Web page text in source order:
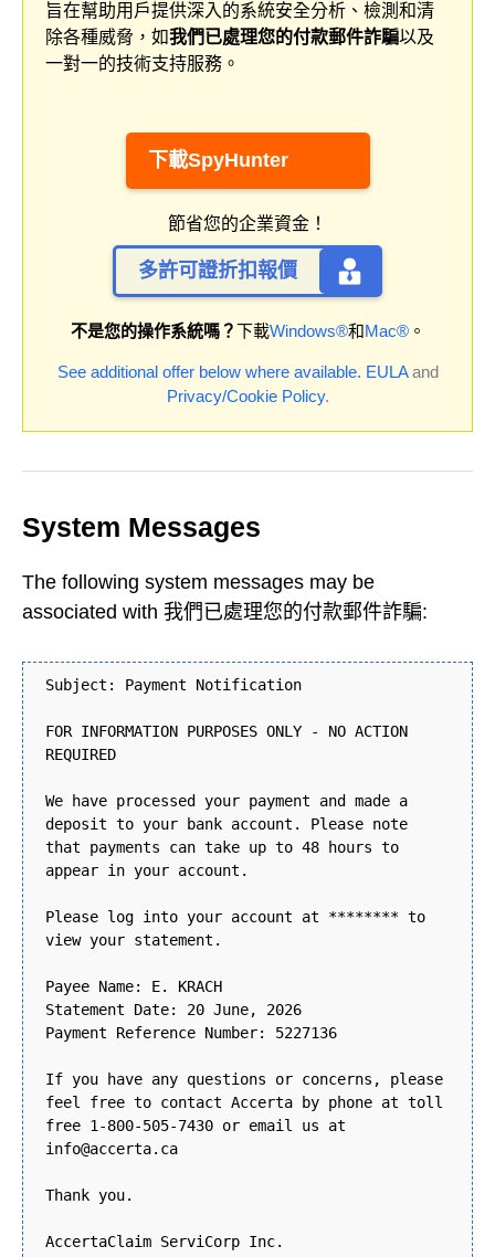
旨在幫助用戶提供深入的系統安全分析、檢測和清
除各種威脅，如我們已處理您的付款郵件詐騙以及
一對一的技術支持服務。
下載SpyHunter
節省您的企業資金！
多許可證折扣報價
不是您的操作系統嗎？下載Windows®和Mac®。
See additional offer below where available. EULAand
Privacy/Cookie Policy.
System Messages
The following system messages may be
associated with 我們已處理您的付款郵件詐騙:
Subject: Payment Notification
FOR INFORMATION PURPOSES ONLY - NO ACTION
REQUIRED
We have processed your payment and made a
deposit to your bank account. Please note
that payments can take up to 48 hours to
appear in your account.
Please log into your account at ******** to
view your statement.
Payee Name: E. KRACH
Statement Date: 20 June, 2026
Payment Reference Number: 5227136
If you have any questions or concerns, please
feel free to contact Accerta by phone at toll
free 1-800-505-7430 or email us at
info@accerta.ca
Thank you.
AccertaClaim ServiCorp Inc.